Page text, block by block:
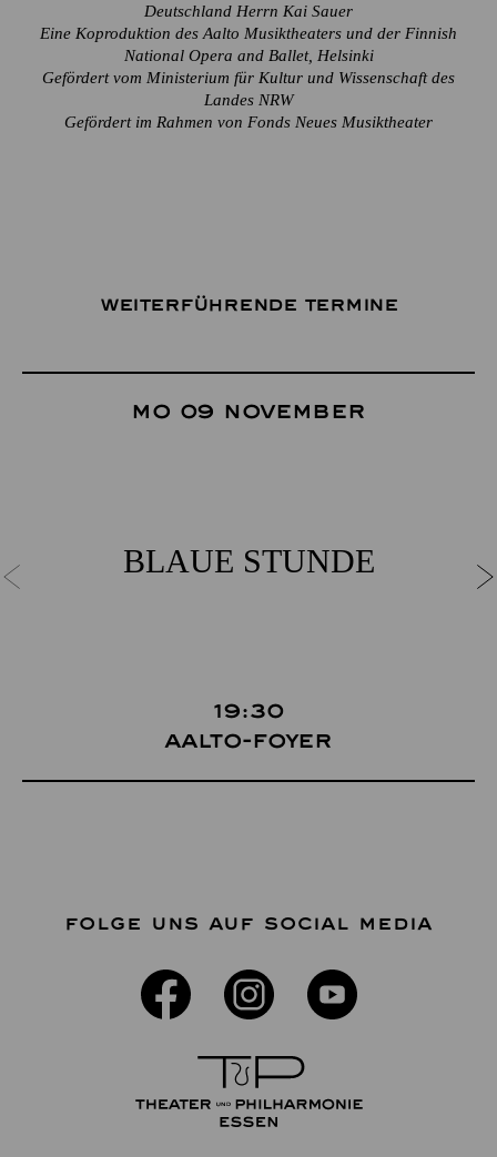
Deutschland Herrn Kai Sauer
Eine Koproduktion des Aalto Musiktheaters und der Finnish
National Opera and Ballet, Helsinki
Gefördert vom Ministerium für Kultur und Wissenschaft des
Landes NRW
Gefördert im Rahmen von Fonds Neues Musiktheater
Weiterführende Termine
Mo 09 November
BLAUE STUNDE
19:30
Aalto-Foyer
FOLGE UNS AUF SOCIAL MEDIA